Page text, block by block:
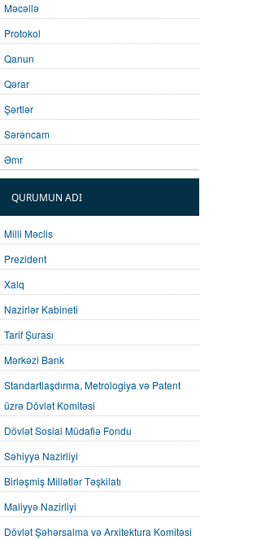
Məcəllə
Protokol
Qanun
Qərar
Şərtlər
Sərəncam
Əmr
QURUMUN ADI
Milli Məclis
Prezident
Xalq
Nazirlər Kabineti
Tarif Şurası
Mərkəzi Bank
Standartlaşdırma, Metrologiya və Patent
üzrə Dövlət Komitəsi
Dövlət Sosial Müdafiə Fondu
Səhiyyə Nazirliyi
Birləşmiş Millətlər Təşkilatı
Maliyyə Nazirliyi
Dövlət Şəhərsalma və Arxitektura Komitəsi